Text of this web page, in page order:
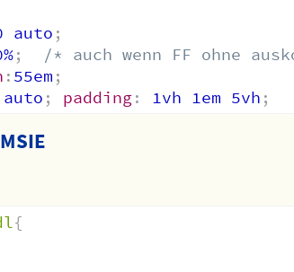
auto ;
;
/* auch wenn FF ohne
: 55em ;
; padding: 1vh 1em 5vh ;
{